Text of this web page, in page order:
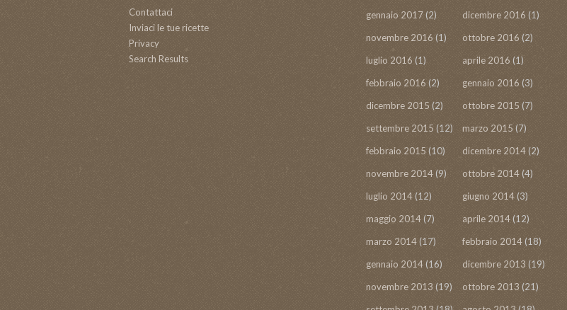
Contattaci
Inviaci le tue ricette
Privacy
Search Results
gennaio 2017(2) dicembre 2016 (1)
novembre 2016 (1) ottobre 2016 (2)
luglio 2016 (1) aprile 2016 (1)
febbraio 2016 (2) gennaio 2016 (3)
dicembre 2015 (2) ottobre 2015 (7)
settembre 2015 (12) marzo 2015 (7)
febbraio 2015 (10) dicembre 2014 (2)
novembre 2014 (9) ottobre 2014(4)
luglio 2014 (12) giugno 2014 (3)
maggio 2014 (7) aprile 2014(12)
marzo 2014(17) febbraio 2014(18)
gennaio 2014(16) dicembre 2013 (19)
novembre 2013 (19) ottobre 2013 (21)